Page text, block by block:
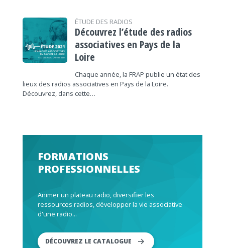
ÉTUDE DES RADIOS
Découvrez l’étude des radios
associatives en Pays de la
Loire
Chaque année, la FRAP publie un état des
lieux des radios associatives en Pays de la Loire.
Découvrez, dans cette…
FORMATIONS
PROFESSIONNELLES
Animer un plateau radio, diversifier les
ressources radios, développer la vie associative
d'une radio...
DÉCOUVREZ LE CATALOGUE